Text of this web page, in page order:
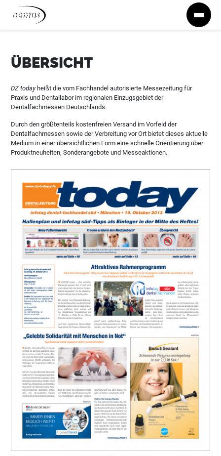
Zum Inhalt springen
ÜBERSICHT
DZ todayheißt die vom Fachhandel autorisierte Messezeitung für
Praxis und Dentallabor im regionalen Einzugsgebiet der
Dentalfachmessen Deutschlands.
Durch den größtenteils kostenfreien Versand im Vorfeld der
Dentalfachmessen sowie der Verbreitung vor Ort bietet dieses aktuelle
Medium in einer übersichtlichen Form eine schnelle Orientierung über
Produktneuheiten, Sonderangebote und Messeaktionen.